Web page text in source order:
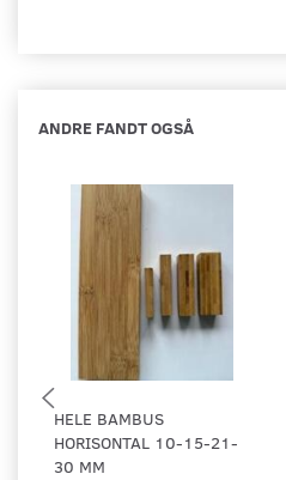
ANDRE FANDT OGSÅ
HELE BAMBUS
HORISONTAL 10-15-21-
30 MM